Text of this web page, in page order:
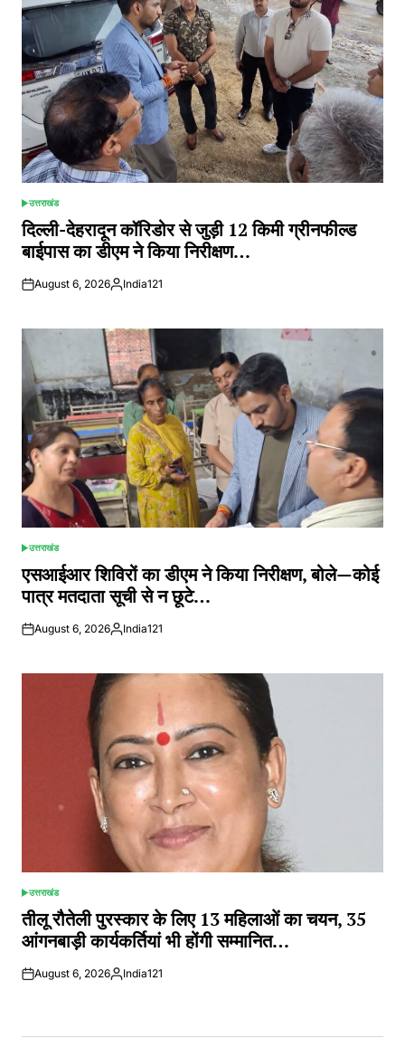
POSTED
IN
उत्तराखंड
दिल्ली-देहरादून कॉरिडोर से जुड़ी 12 किमी ग्रीनफील्ड
बाईपास का डीएम ने किया निरीक्षण…
August 6, 2026Posted
India121
POSTED
IN
उत्तराखंड
एसआईआर शिविरों का डीएम ने किया निरीक्षण, बोले—कोई
पात्र मतदाता सूची से न छूटे…
August 6, 2026Posted
India121
POSTED
IN
उत्तराखंड
तीलू रौतेली पुरस्कार के लिए 13 महिलाओं का चयन, 35
आंगनबाड़ी कार्यकर्तियां भी होंगी सम्मानित…
August 6, 2026Posted
India121